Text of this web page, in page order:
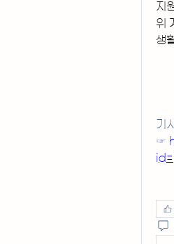
지
위
생
기
☞